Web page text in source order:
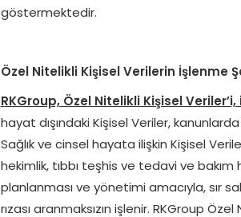
göstermektedir.
Özel Nitelikli Kişisel Verilerin İşlenme
RKGroup, Özel Nitelikli Kişisel Veriler’i,
hayat dışındaki Kişisel Veriler,
Sağlık ve cinsel hayata ilişkin Kişisel
hekimlik, tıbbı teşhis ve tedavi ve
planlanması ve yönetimi amacıyla, sır
rızası aranmaksızın işlenir. RKGroup